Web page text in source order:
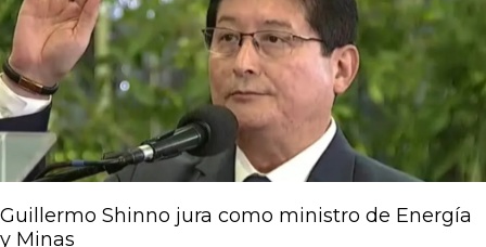
Guillermo Shinno jura como ministro de Energía
y Minas